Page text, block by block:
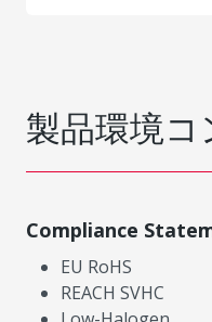
製品環境
Compliance
EU RoHS
REACH SVHC